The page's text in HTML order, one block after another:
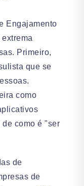
Engajamento
Primeiro,
que se
como
como é "ser
de
de